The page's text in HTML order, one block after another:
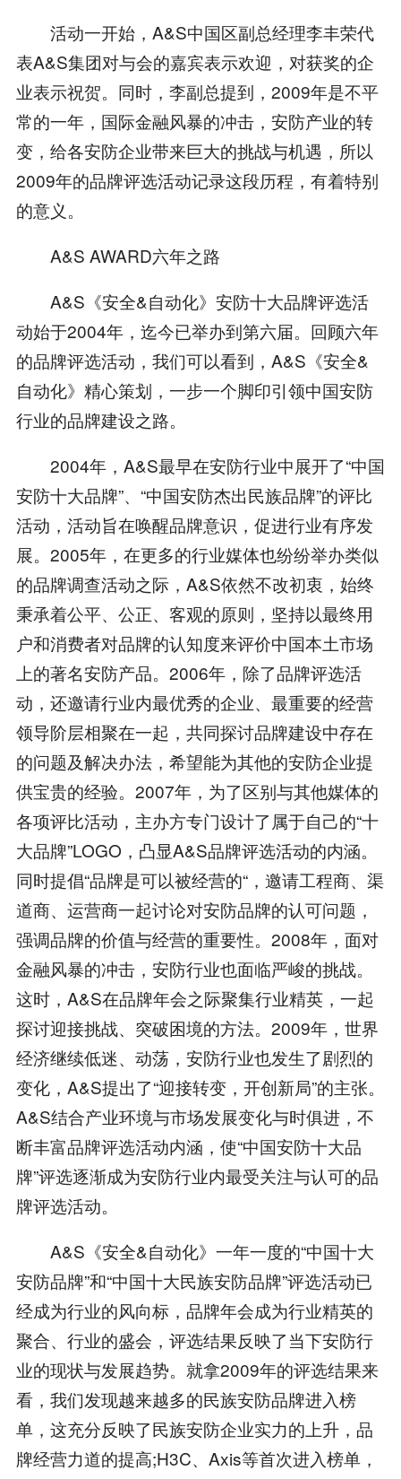
活动一开始，A&S中国区副总经理李丰荣代
表A&S集团对与会的嘉宾表示欢迎，对获奖的企
业表示祝贺。同时，李副总提到，2009年是不平
常的一年，国际金融风暴的冲击，安防产业的转
变，给各安防企业带来巨大的挑战与机遇，所以
2009年的品牌评选活动记录这段历程，有着特别
的意义。
A&S AWARD六年之路
A&S《安全&自动化》安防十大品牌评选活
动始于2004年，迄今已举办到第六届。回顾六年
的品牌评选活动，我们可以看到，A&S《安全&
自动化》精心策划，一步一个脚印引领中国安防
行业的品牌建设之路。
2004年，A&S最早在安防行业中展开了“中国
安防十大品牌”、“中国安防杰出民族品牌”的评比
活动，活动旨在唤醒品牌意识，促进行业有序发
展。2005年，在更多的行业媒体也纷纷举办类似
的品牌调查活动之际，A&S依然不改初衷，始终
秉承着公平、公正、客观的原则，坚持以最终用
户和消费者对品牌的认知度来评价中国本土市场
上的著名安防产品。2006年，除了品牌评选活
动，还邀请行业内最优秀的企业、最重要的经营
领导阶层相聚在一起，共同探讨品牌建设中存在
的问题及解决办法，希望能为其他的安防企业提
供宝贵的经验。2007年，为了区别与其他媒体的
各项评比活动，主办方专门设计了属于自己的“十
大品牌”LOGO，凸显A&S品牌评选活动的内涵。
同时提倡“品牌是可以被经营的“，邀请工程商、渠
道商、运营商一起讨论对安防品牌的认可问题，
强调品牌的价值与经营的重要性。2008年，面对
金融风暴的冲击，安防行业也面临严峻的挑战。
这时，A&S在品牌年会之际聚集行业精英，一起
探讨迎接挑战、突破困境的方法。2009年，世界
经济继续低迷、动荡，安防行业也发生了剧烈的
变化，A&S提出了“迎接转变，开创新局”的主张。
A&S结合产业环境与市场发展变化与时俱进，不
断丰富品牌评选活动内涵，使“中国安防十大品
牌”评选逐渐成为安防行业内最受关注与认可的品
牌评选活动。
A&S《安全&自动化》一年一度的“中国十大
安防品牌”和“中国十大民族安防品牌”评选活动已
经成为行业的风向标，品牌年会成为行业精英的
聚合、行业的盛会，评选结果反映了当下安防行
业的现状与发展趋势。就拿2009年的评选结果来
看，我们发现越来越多的民族安防品牌进入榜
单，这充分反映了民族安防企业实力的上升，品
牌经营力道的提高;H3C、Axis等首次进入榜单，